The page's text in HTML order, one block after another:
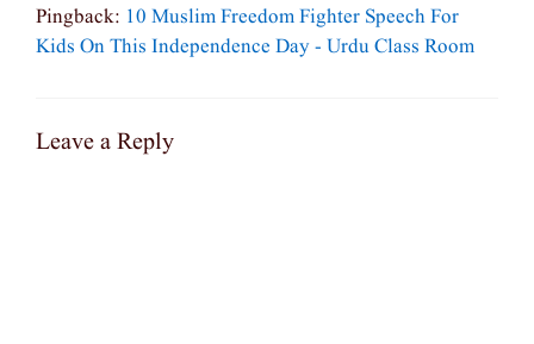
Pingback: 10 Muslim Freedom Fighter Speech For
Kids On This Independence Day - Urdu Class Room
Leave a Reply